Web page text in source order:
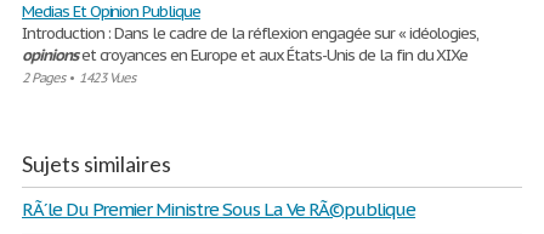
Medias Et Opinion Publique
Introduction : Dans le cadre de la réflexion engagée sur « idéologies,
opinionset croyances en Europe et aux États-Unis de la fin du XIXe
2 Pages• 1423 Vues
Sujets similaires
RÃ´le Du Premier Ministre Sous La Ve RÃ©publique